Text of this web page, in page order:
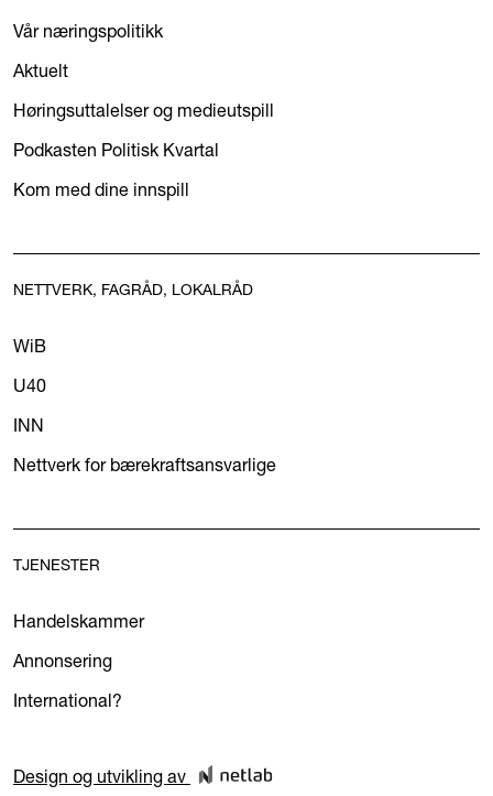
Vår næringspolitikk
Aktuelt
Høringsuttalelser og medieutspill
Podkasten Politisk Kvartal
Kom med dine innspill
NETTVERK, FAGRÅD, LOKALRÅD
WiB
U40
INN
Nettverk for bærekraftsansvarlige
TJENESTER
Handelskammer
Annonsering
International?
Design og utvikling av